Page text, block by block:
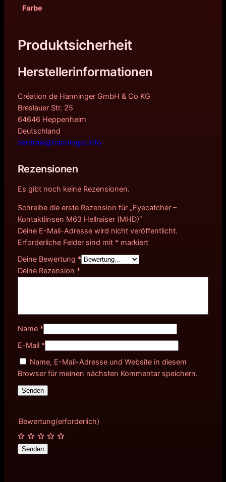
Farbe
Produktsicherheit
Herstellerinformationen
Création de Hanninger GmbH & Co KG
Breslauer Str. 25
64646 Heppenheim
Deutschland
zentrale@hanninger.info
Rezensionen
Es gibt noch keine Rezensionen.
Schreibe die erste Rezension für „Eyecatcher –
Kontaktlinsen M63 Hellraiser (MHD)“
Deine E-Mail-Adresse wird nicht veröffentlicht.
Erforderliche Felder sind mit *markiert
Deine Bewertung *
Deine Rezension *
Name *
E-Mail *
Name, E-Mail-Adresse und Website in diesem
Browser für meinen nächsten Kommentar speichern.
Bewertung(erforderlich)
Senden